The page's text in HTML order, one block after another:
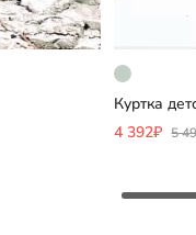
Куртка
4 392₽ 5